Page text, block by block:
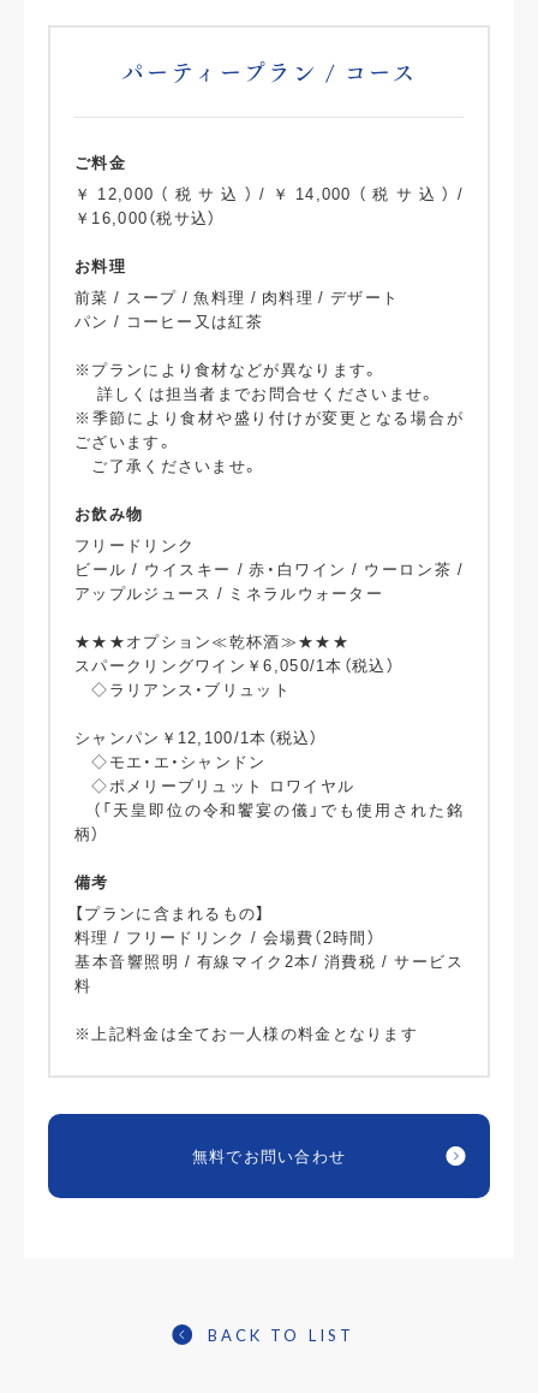
パーティープラン / コース
ご料金
￥12,000（税サ込）/￥14,000（税サ込）/
￥16,000（税サ込）
お料理
前菜 / スープ / 魚料理 / 肉料理 / デザート
パン / コーヒー又は紅茶
※プランにより食材などが異なります。
詳しくは担当者までお問合せくださいませ。
※季節により食材や盛り付けが変更となる場合が
ございます。
ご了承くださいませ。
お飲み物
フリードリンク
ビール / ウイスキー / 赤・白ワイン / ウーロン茶 /
アップルジュース / ミネラルウォーター
★★★オプション≪乾杯酒≫★★★
スパークリングワイン￥6,050/1本（税込）
◇ラリアンス・ブリュット
シャンパン￥12,100/1本（税込）
◇モエ・エ・シャンドン
◇ポメリーブリュット ロワイヤル
（「天皇即位の令和饗宴の儀」でも使用された銘
柄）
備考
【プランに含まれるもの】
料理 / フリードリンク / 会場費（2時間）
基本音響照明 / 有線マイク2本/ 消費税 / サービス
料
※上記料金は全てお一人様の料金となります
無料でお問い合わせ
BACK TO LIST